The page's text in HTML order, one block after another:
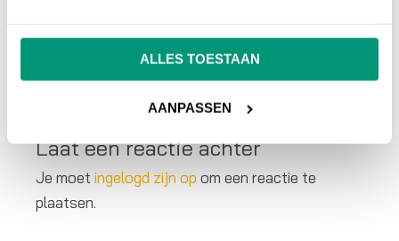
ALLES TOESTAAN
AANPASSEN
BEL OF MAIL ONS
Laat een reactie achter
Je moet ingelogd zijn op om een reactie te
plaatsen.